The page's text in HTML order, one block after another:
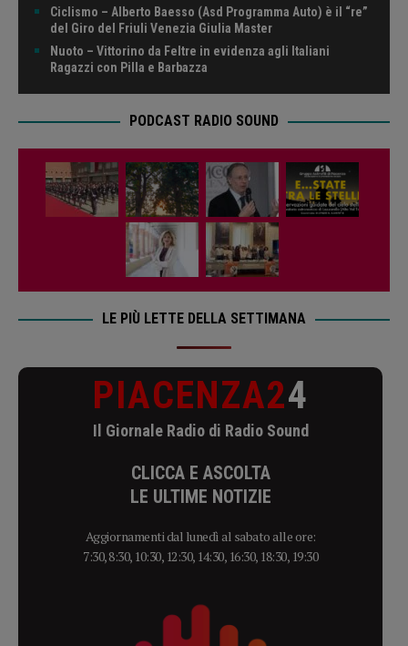
Ciclismo – Alberto Baesso (Asd Programma Auto) è il “re”
del Giro del Friuli Venezia Giulia Master
Nuoto – Vittorino da Feltre in evidenza agli Italiani
Ragazzi con Pilla e Barbazza
PODCAST RADIO SOUND
LE PIÙ LETTE DELLA SETTIMANA
PIACENZA24
Il Giornale Radio di Radio Sound
CLICCA E ASCOLTA
LE ULTIME NOTIZIE
Aggiornamenti dal lunedì al sabato alle ore:
7:30, 8:30, 10:30, 12:30, 14:30, 16:30, 18:30, 19:30